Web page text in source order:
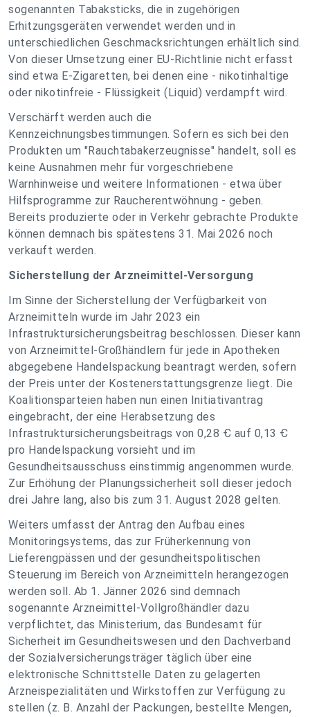
sogenannten Tabaksticks, die in zugehörigen
Erhitzungsgeräten verwendet werden und in
unterschiedlichen Geschmacksrichtungen erhältlich sind.
Von dieser Umsetzung einer EU-Richtlinie nicht erfasst
sind etwa E-Zigaretten, bei denen eine - nikotinhaltige
oder nikotinfreie - Flüssigkeit (Liquid) verdampft wird.
Verschärft werden auch die
Kennzeichnungsbestimmungen. Sofern es sich bei den
Produkten um "Rauchtabakerzeugnisse" handelt, soll es
keine Ausnahmen mehr für vorgeschriebene
Warnhinweise und weitere Informationen - etwa über
Hilfsprogramme zur Raucherentwöhnung - geben.
Bereits produzierte oder in Verkehr gebrachte Produkte
können demnach bis spätestens 31. Mai 2026 noch
verkauft werden.
Sicherstellung der Arzneimittel-Versorgung
Im Sinne der Sicherstellung der Verfügbarkeit von
Arzneimitteln wurde im Jahr 2023 ein
Infrastruktursicherungsbeitrag beschlossen. Dieser kann
von Arzneimittel-Großhändlern für jede in Apotheken
abgegebene Handelspackung beantragt werden, sofern
der Preis unter der Kostenerstattungsgrenze liegt. Die
Koalitionsparteien haben nun einen Initiativantrag
eingebracht, der eine Herabsetzung des
Infrastruktursicherungsbeitrags von 0,28 Ꞓ auf 0,13 Ꞓ
pro Handelspackung vorsieht und im
Gesundheitsausschuss einstimmig angenommen wurde.
Zur Erhöhung der Planungssicherheit soll dieser jedoch
drei Jahre lang, also bis zum 31. August 2028 gelten.
Weiters umfasst der Antrag den Aufbau eines
Monitoringsystems, das zur Früherkennung von
Lieferengpässen und der gesundheitspolitischen
Steuerung im Bereich von Arzneimitteln herangezogen
werden soll. Ab 1. Jänner 2026 sind demnach
sogenannte Arzneimittel-Vollgroßhändler dazu
verpflichtet, das Ministerium, das Bundesamt für
Sicherheit im Gesundheitswesen und den Dachverband
der Sozialversicherungsträger täglich über eine
elektronische Schnittstelle Daten zu gelagerten
Arzneispezialitäten und Wirkstoffen zur Verfügung zu
stellen (z. B. Anzahl der Packungen, bestellte Mengen,